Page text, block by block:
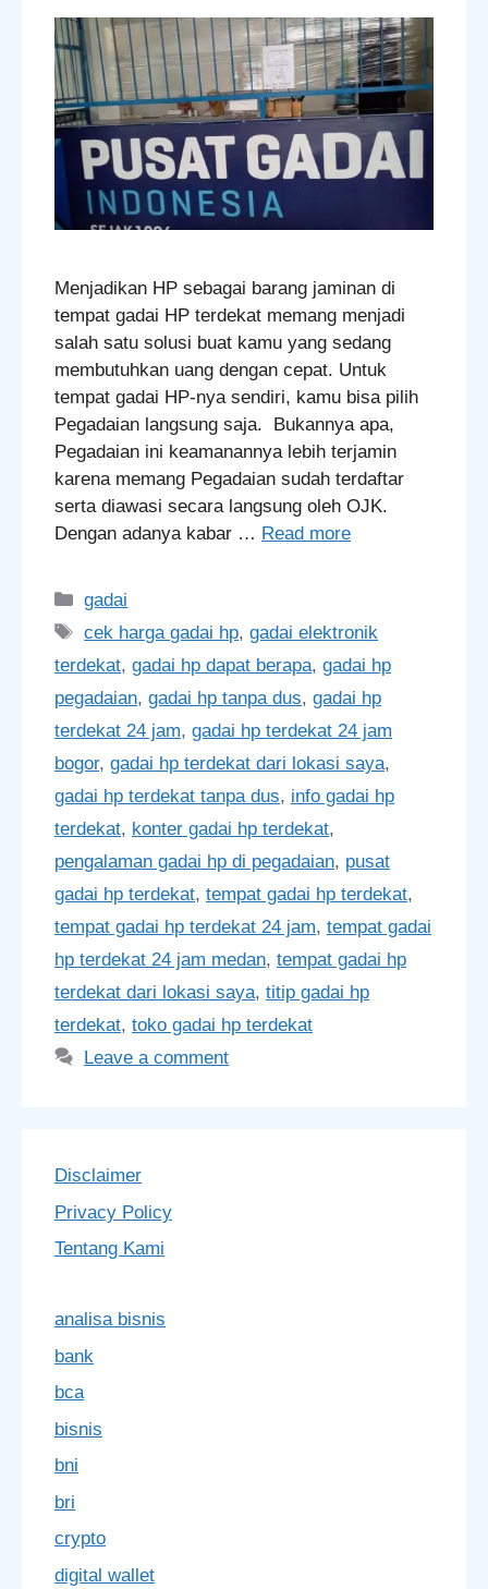
Menjadikan HP sebagai barang jaminan di
tempat gadai HP terdekat memang menjadi
salah satu solusi buat kamu yang sedang
membutuhkan uang dengan cepat. Untuk
tempat gadai HP-nya sendiri, kamu bisa pilih
Pegadaian langsung saja. Bukannya apa,
Pegadaian ini keamanannya lebih terjamin
karena memang Pegadaian sudah terdaftar
serta diawasi secara langsung oleh OJK.
Dengan adanya kabar … Read more
Categories
gadai
Tags
cek harga gadai hp,gadai elektronik
terdekat, gadai hp dapat berapa, gadai hp
pegadaian, gadai hp tanpa dus, gadai hp
terdekat 24 jam, gadai hp terdekat 24 jam
bogor, gadai hp terdekat dari lokasi saya,
gadai hp terdekat tanpa dus, info gadai hp
terdekat, konter gadai hp terdekat,
pengalaman gadai hp di pegadaian, pusat
gadai hp terdekat, tempat gadai hp terdekat,
tempat gadai hp terdekat 24 jam, tempat gadai
hp terdekat 24 jam medan, tempat gadai hp
terdekat dari lokasi saya, titip gadai hp
terdekat, toko gadai hp terdekat
Leave a comment
Disclaimer
Privacy Policy
Tentang Kami
analisa bisnis
bank
bca
bisnis
bni
bri
crypto
digital wallet